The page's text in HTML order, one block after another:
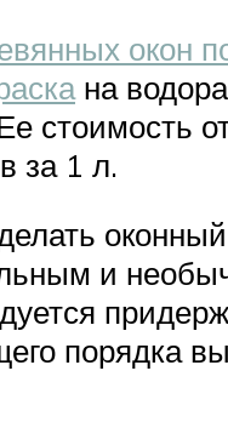
окон
на
стоимость
за 1 л.
и
порядка